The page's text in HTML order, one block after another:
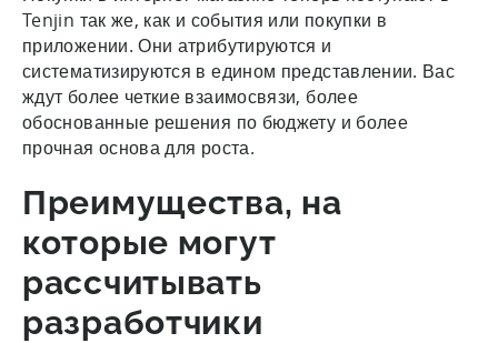
Tenjin так же, как и события или покупки в
приложении. Они атрибутируются и
систематизируются в едином представлении. Вас
ждут более четкие взаимосвязи, более
обоснованные решения по бюджету и более
прочная основа для роста.
Преимущества, на
которые могут
рассчитывать
разработчики